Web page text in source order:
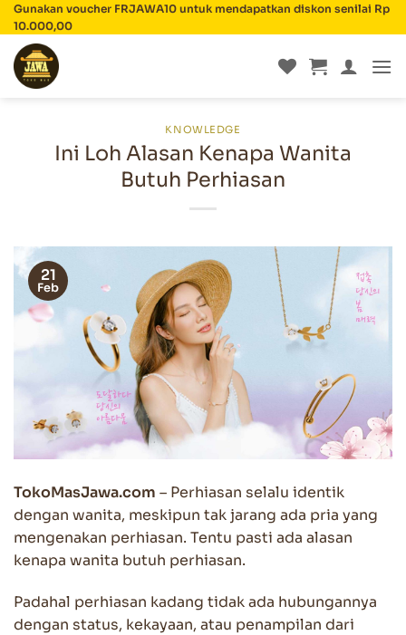
Skip
to
content
Gunakan voucher FRJAWA10 untuk mendapatkan diskon senilai Rp
10.000,00
KNOWLEDGE
Ini Loh Alasan Kenapa Wanita
Butuh Perhiasan
21
Feb
TokoMasJawa.com – Perhiasan selalu identik
dengan wanita, meskipun tak jarang ada pria yang
mengenakan perhiasan. Tentu pasti ada alasan
kenapa wanita butuh perhiasan.
Padahal perhiasan kadang tidak ada hubungannya
dengan status, kekayaan, atau penampilan dari